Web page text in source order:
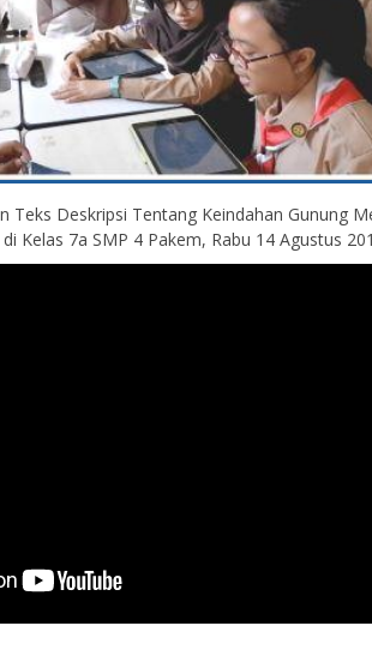
Teks Deskripsi Tentang Keindahan Gunung
Kelas 7a SMP 4 Pakem, Rabu 14 Agustus